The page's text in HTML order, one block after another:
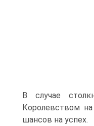
В случае
Королевством
шан­сов на успех.